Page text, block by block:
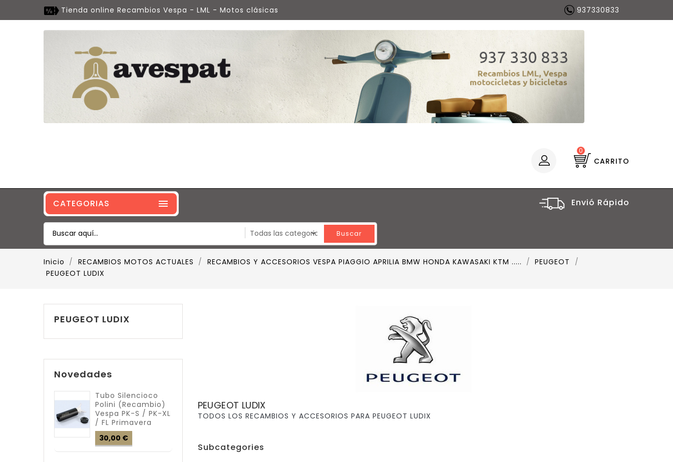
Tienda online Recambios Vespa - LML - Motos clásicas 937330833
CARRITO
0
CATEGORIAS  Envió Rápido
Buscar
Inicio RECAMBIOS MOTOS ACTUALES RECAMBIOS Y ACCESORIOS VESPA PIAGGIO APRILIA BMW HONDA KAWASAKI KTM .....
PEUGEOT
PEUGEOT LUDIX
PEUGEOT LUDIX
Novedades
Tubo Silencioco
Polini (recambio)
Vespa PK-S / PK-XL
/ FL Primavera
30,00 €
PEUGEOT LUDIX
TODOS LOS RECAMBIOS Y ACCESORIOS PARA PEUGEOT LUDIX
Subcategories